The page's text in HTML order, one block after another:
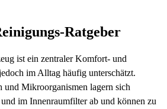
Ratgeber
ist ein zentraler Komfort‑ und
im Alltag häufig unterschätzt.
und Mikroorganismen lagern sich
im Innenraumfilter ab und können zu